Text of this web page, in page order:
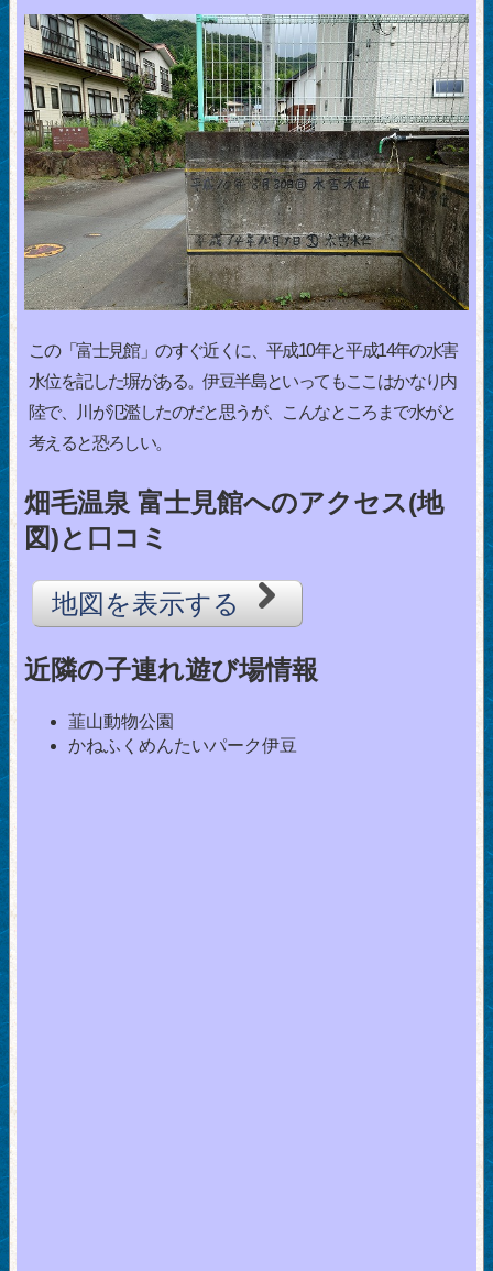
この「富士見館」のすぐ近くに、平成10年と平成14年の水害
水位を記した塀がある。伊豆半島といってもここはかなり内
陸で、川が氾濫したのだと思うが、こんなところまで水がと
考えると恐ろしい。
畑毛温泉 富士見館へのアクセス(地
図)と口コミ
地図を表示する
近隣の子連れ遊び場情報
韮山動物公園
かねふくめんたいパーク伊豆